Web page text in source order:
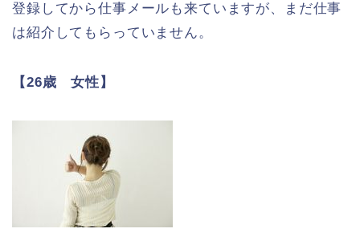
登録してから仕事メールも来ていますが、まだ仕事
は紹介してもらっていません。
【26歳 女性】